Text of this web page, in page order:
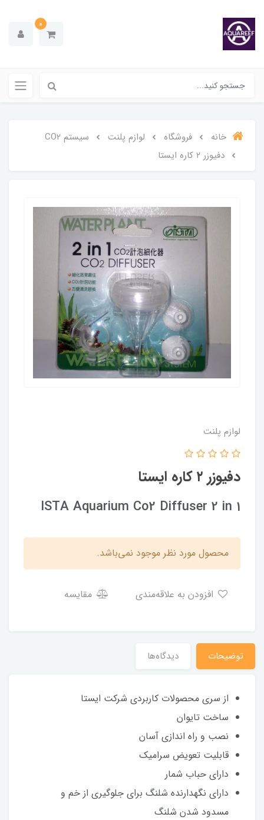
0
خانه فروشگاه لوازم پلنت
سیستم CO2
دفیوزر ۲ کاره ایستا
لوازم پلنت
دفیوزر ۲ کاره ایستا
ISTA Aquarium Co2 Diffuser 2 in 1
محصول مورد نظر موجود نمی‌باشد.
مقایسه
توضیحات دیدگاه‌ها
از سری محصولات کاربردی شرکت ایستا
ساخت تایوان
نصب و راه اندازی آسان
قابلیت تعویض سرامیک
دارای حباب شمار
دارای نگهدارنده شلنگ برای جلوگیری از خم و
مسدود شدن شلنگ